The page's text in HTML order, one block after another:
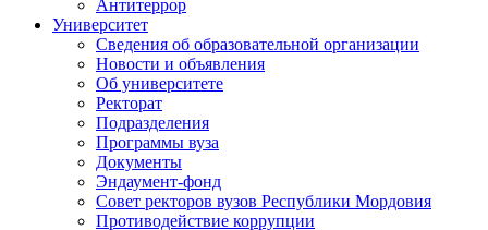
Антитеррор
Университет
Сведения об образовательной организации
Новости и объявления
Об университете
Ректорат
Подразделения
Программы вуза
Документы
Эндаумент-фонд
Совет ректоров вузов Республики Мордовия
Противодействие коррупции